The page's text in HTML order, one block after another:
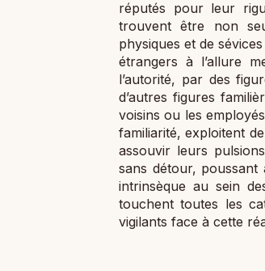
réputés pour leur
trouvent être non
physiques et de
étrangers à l’allure
l’autorité, par des
d’autres figures
voisins ou les
familiarité, exploitent
assouvir leurs
sans détour, poussant
intrinsèque au sein
touchent toutes les
vigilants face à cette